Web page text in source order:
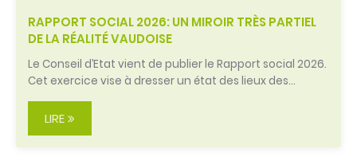
RAPPORT SOCIAL 2026: UN MIROIR TRÈS PARTIEL
DE LA RÉALITÉ VAUDOISE
Le Conseil d’Etat vient de publier le Rapport social 2026.
Cet exercice vise à dresser un état des lieux des…
LIRE